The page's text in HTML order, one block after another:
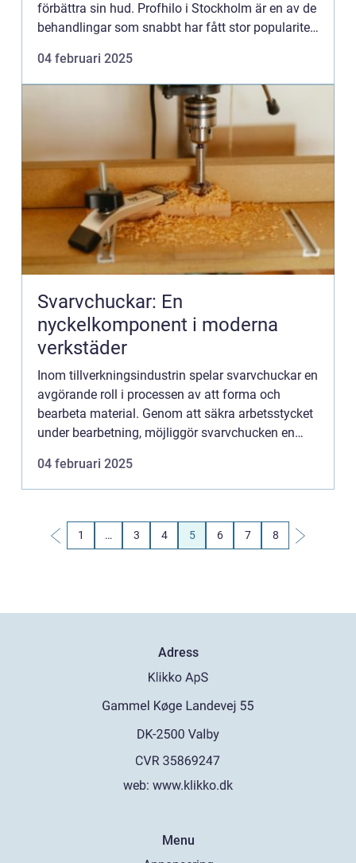
förbättra sin hud. Profhilo i Stockholm är en av de
behandlingar som snabbt har fått stor popularitet,
04 februari 2025
Svarvchuckar: En
nyckelkomponent i moderna
verkstäder
Inom tillverkningsindustrin spelar svarvchuckar en
avgörande roll i processen av att forma och
bearbeta material. Genom att säkra arbetsstycket
under bearbetning, möjliggör svarvchucken en
04 februari 2025
1 … 3 4 5 6 7 8
Adress
web: www.klikko.dk
Menu